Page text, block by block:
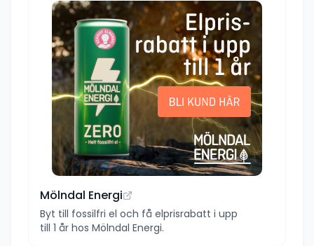
Mölndal Energi
Byt till fossilfri el och få elprisrabatt i upp
till 1 år hos Mölndal Energi.